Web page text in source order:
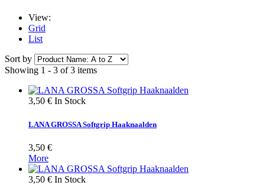
View:
Grid
List
Sort by
Showing 1 - 3 of 3 items
3,50 € In Stock
LANA GROSSA Softgrip Haaknaalden
3,50 €
More
3,50 € In Stock